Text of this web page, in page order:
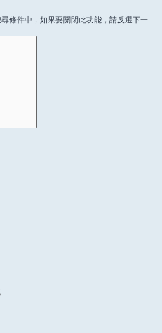
條件中，如果要關閉此功能，請反選下一